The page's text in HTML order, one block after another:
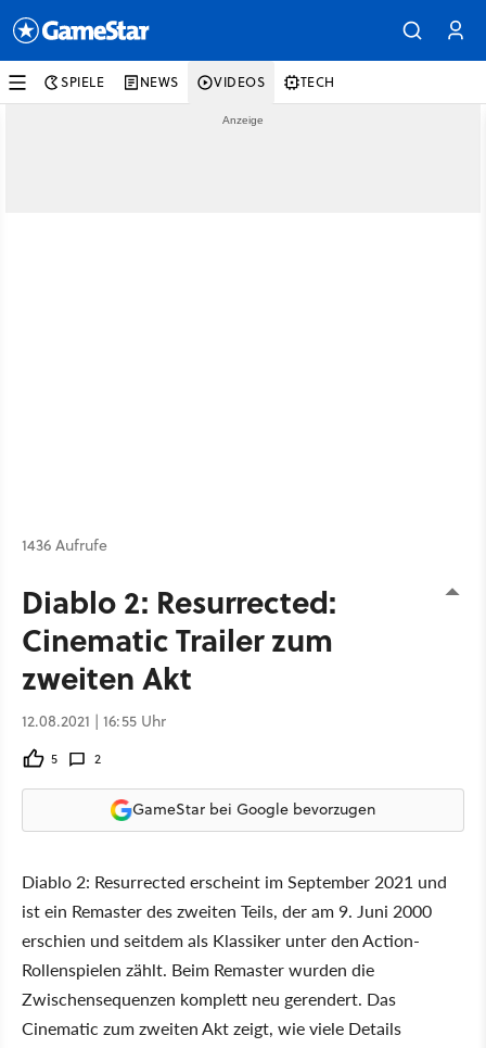
SPIELE NEWS VIDEOS TECH
1436 Aufrufe
Diablo 2: Resurrected:
Cinematic Trailer zum
zweiten Akt
12.08.2021 | 16:55 Uhr
5 2
GameStar bei Google bevorzugen
Diablo 2: Resurrected erscheint im September 2021 und
ist ein Remaster des zweiten Teils, der am 9. Juni 2000
erschien und seitdem als Klassiker unter den Action-
Rollenspielen zählt. Beim Remaster wurden die
Zwischensequenzen komplett neu gerendert. Das
Cinematic zum zweiten Akt zeigt, wie viele Details